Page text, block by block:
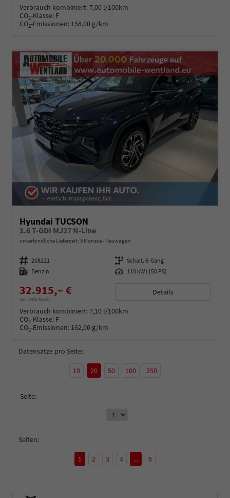
Verbrauch kombiniert:7,00 l/100km
CO2-Klasse: F
CO2-Emissionen: 158,00 g/km
Hyundai TUCSON
1.6 T-GDI MJ27 N-Line
unverbindliche Lieferzeit: 5 Monate Neuwagen
Fahrzeugnummer 208221 Getriebe Schalt. 6-Gang
Kraftstoff Benzin Leistung 110 kW (150 PS)
32.915,– €
incl. 19% MwSt.
Details
Verbrauch kombiniert:7,10 l/100km
CO2-Klasse: F
CO2-Emissionen: 162,00 g/km
Datensätze pro Seite:
10 20 50 100 250
Seite:
Seiten:
1 2 3 4 ... 6